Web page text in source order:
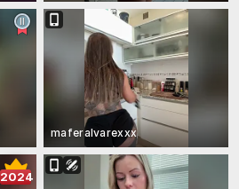
maferalvarexxx
2024